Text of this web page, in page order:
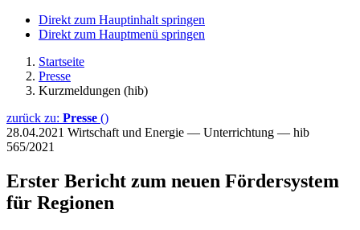
Direkt zum Hauptinhalt springen
Direkt zum Hauptmenü springen
Startseite
Presse
Kurzmeldungen (hib)
zurück zu: Presse ()
28.04.2021 Wirtschaft und Energie — Unterrichtung — hib
565/2021
Erster Bericht zum neuen Fördersystem
für Regionen